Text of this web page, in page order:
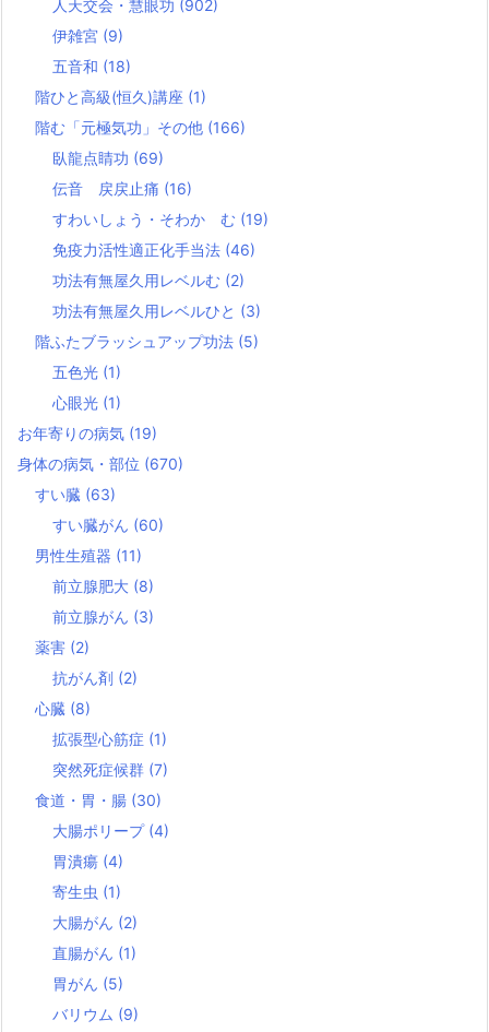
人天交会・慧眼功 (902)
伊雑宮 (9)
五音和 (18)
階ひと高級(恒久)講座 (1)
階む「元極気功」その他 (166)
臥龍点睛功 (69)
伝音 戻戻止痛 (16)
すわいしょう・そわか む (19)
免疫力活性適正化手当法 (46)
功法有無屋久用レベルむ (2)
功法有無屋久用レベルひと (3)
階ふたブラッシュアップ功法 (5)
五色光 (1)
心眼光 (1)
お年寄りの病気 (19)
身体の病気・部位 (670)
すい臓 (63)
すい臓がん (60)
男性生殖器 (11)
前立腺肥大 (8)
前立腺がん (3)
薬害 (2)
抗がん剤 (2)
心臓 (8)
拡張型心筋症 (1)
突然死症候群 (7)
食道・胃・腸 (30)
大腸ポリープ (4)
胃潰瘍 (4)
寄生虫 (1)
大腸がん (2)
直腸がん (1)
胃がん (5)
バリウム (9)